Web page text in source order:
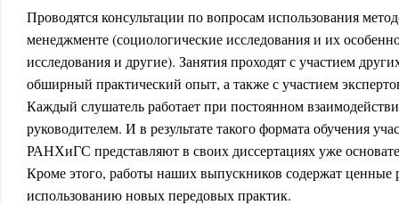
Проводятся консультации по вопросам использования
менеджменте (социологические исследования и их
исследования и другие). Занятия проходят с участием
обширный практический опыт, а также с участием
Каждый слушатель работает при постоянном
руководителем. И в результате такого формата обучения
РАНХиГС представляют в своих диссертациях уже
Кроме этого, работы наших выпускников содержат ценные
использованию новых передовых практик.